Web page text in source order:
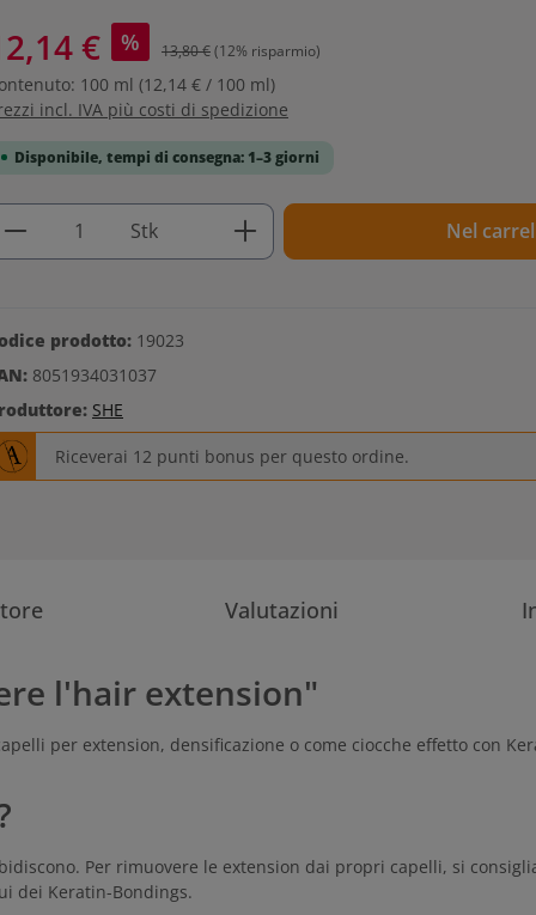
€ % 13,80 €(12% risparmio)
100 ml (12,14 € / 100 ml)
incl. IVA più costi di spedizione
Disponibile, tempi di consegna: 1–3 giorni
del prodotto: inserisci la
Stk Nel
prodotto: 19023
8051934031037
SHE
Riceverai 12 punti bonus per questo ordine.
Valutazioni
l'hair extension"
per extension, densificazione o come ciocche effetto con
Per rimuovere le extension dai propri capelli, si
dei Keratin-Bondings.